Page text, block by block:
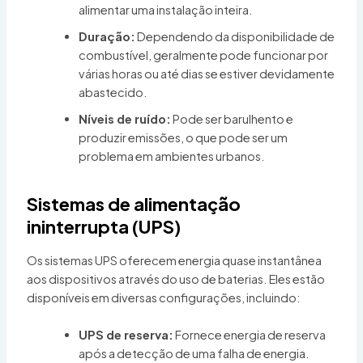
alimentar uma instalação inteira.
Duração: Dependendo da disponibilidade de
combustível, geralmente pode funcionar por
várias horas ou até dias se estiver devidamente
abastecido.
Níveis de ruído: Pode ser barulhento e
produzir emissões, o que pode ser um
problema em ambientes urbanos.
Sistemas de alimentação
ininterrupta (UPS)
Os sistemas UPS oferecem energia quase instantânea
aos dispositivos através do uso de baterias. Eles estão
disponíveis em diversas configurações, incluindo:
UPS de reserva: Fornece energia de reserva
após a detecção de uma falha de energia.